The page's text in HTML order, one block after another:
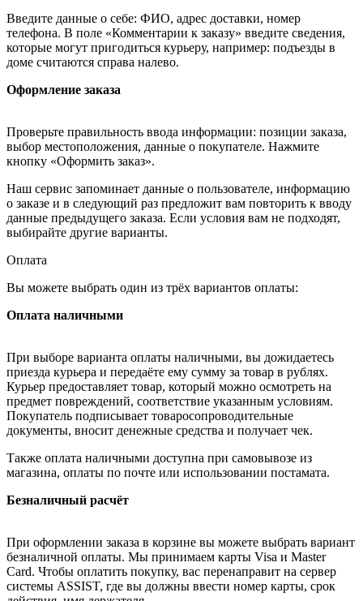
Введите данные о себе: ФИО, адрес доставки, номер
телефона. В поле «Комментарии к заказу» введите сведения,
которые могут пригодиться курьеру, например: подъезды в
доме считаются справа налево.
Оформление заказа
Проверьте правильность ввода информации: позиции заказа,
выбор местоположения, данные о покупателе. Нажмите
кнопку «Оформить заказ».
Наш сервис запоминает данные о пользователе, информацию
о заказе и в следующий раз предложит вам повторить к вводу
данные предыдущего заказа. Если условия вам не подходят,
выбирайте другие варианты.
Оплата
Вы можете выбрать один из трёх вариантов оплаты:
Оплата наличными
При выборе варианта оплаты наличными, вы дожидаетесь
приезда курьера и передаёте ему сумму за товар в рублях.
Курьер предоставляет товар, который можно осмотреть на
предмет повреждений, соответствие указанным условиям.
Покупатель подписывает товаросопроводительные
документы, вносит денежные средства и получает чек.
Также оплата наличными доступна при самовывозе из
магазина, оплаты по почте или использовании постамата.
Безналичный расчёт
При оформлении заказа в корзине вы можете выбрать вариант
безналичной оплаты. Мы принимаем карты Visa и Master
Card. Чтобы оплатить покупку, вас перенаправит на сервер
системы ASSIST, где вы должны ввести номер карты, срок